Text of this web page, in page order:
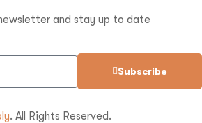
and stay up to date
Subscribe
. All Rights Reserved.